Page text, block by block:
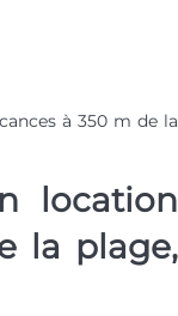
à 350 m de la
location
la plage,